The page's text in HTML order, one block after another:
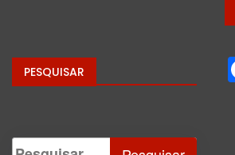
PESQUISAR